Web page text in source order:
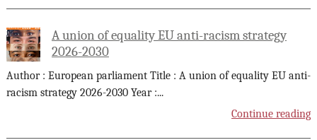
A union of equality EU anti-racism strategy
2026-2030
Author : European parliament Title : A union of equality EU anti-
racism strategy 2026-2030 Year :...
Continue reading